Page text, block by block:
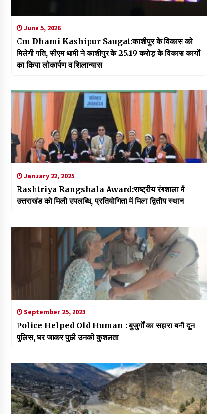
June 5, 2026
Cm Dhami Kashipur Saugat:काशीपुर के विकास को
मिलेगी गति, सीएम धामी ने काशीपुर के 25.19 करोड़ के विकास कार्यों
का किया लोकार्पण व शिलान्यास
January 22, 2025
Rashtriya Rangshala Award:राष्ट्रीय रंगशाला में
उत्तराखंड को मिली उपलब्धि, प्रतियोगिता में मिला द्वितीय स्थान
September 25, 2023
Police Helped Old Human : बुजुर्गों का सहारा बनी दून
पुलिस, घर जाकर पुछी उनकी कुशलता